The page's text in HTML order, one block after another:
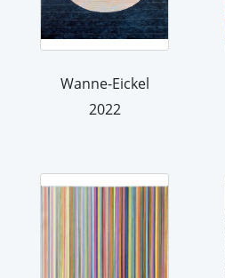
Wanne-Eickel
2022